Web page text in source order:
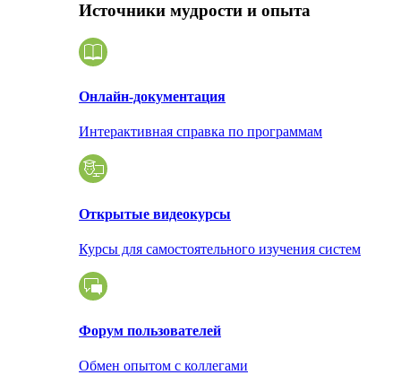
Источники мудрости и опыта
Онлайн-документация
Интерактивная справка по программам
Открытые видеокурсы
Курсы для самостоятельного изучения систем
Форум пользователей
Обмен опытом с коллегами